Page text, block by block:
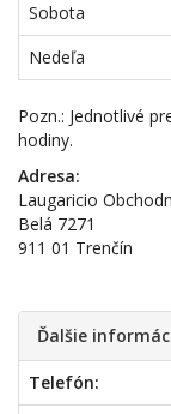
Sobota
Nedeľa
Pozn.: Jednotlivé
hodiny.
Adresa:
Laugaricio
Belá 7271
911 01 Trenčín
Ďalšie
Telefón: